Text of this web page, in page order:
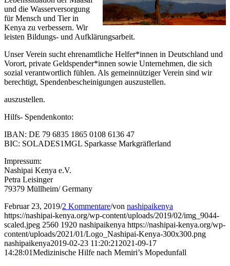
und die Wasserversorgung
für Mensch und Tier in
Kenya zu verbessern. Wir
leisten Bildungs- und Aufklärungsarbeit.
Unser Verein sucht ehrenamtliche Helfer*innen in Deutschland und
Vorort, private Geldspender*innen sowie Unternehmen, die sich
sozial verantwortlich fühlen. Als gemeinnütziger Verein sind wir
berechtigt, Spendenbescheinigungen auszustellen.
auszustellen.
Hilfs- Spendenkonto:
IBAN: DE 79 6835 1865 0108 6136 47
BIC: SOLADES1MGL Sparkasse Markgräflerland
Impressum:
Nashipai Kenya e.V.
Petra Leisinger
79379 Müllheim/ Germany
Februar 23, 2019/2 Kommentare/von nashipaikenya
https://nashipai-kenya.org/wp-content/uploads/2019/02/img_9044-
scaled.jpeg 2560 1920 nashipaikenya https://nashipai-kenya.org/wp-
content/uploads/2021/01/Logo_Nashipai-Kenya-300x300.png
nashipaikenya2019-02-23 11:20:21 2021-09-17
14:28:01Medizinische Hilfe nach Memiri’s Mopedunfall